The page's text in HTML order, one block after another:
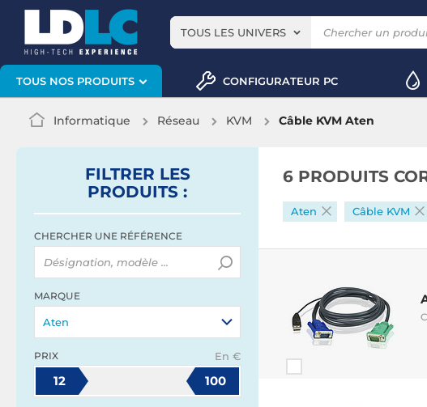
TOUS LES UNIVERS
TOUS NOS PRODUITS CONFIGURATEUR PC
Informatique Réseau KVM Câble KVM Aten
FILTRER LES
PRODUITS :
CHERCHER UNE RÉFÉRENCE
MARQUE
Aten
PRIX En €
12 100
6 PRODUITS
Aten Câble KVM